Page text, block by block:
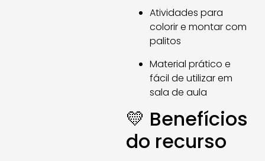
Atividades para
colorir e montar com
palitos
Material prático e
fácil de utilizar em
sala de aula
💛 Benefícios
do recurso